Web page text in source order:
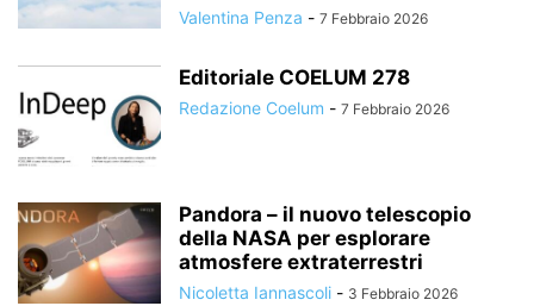
Valentina Penza - 7 Febbraio 2026
Editoriale COELUM 278
Redazione Coelum - 7 Febbraio 2026
Pandora – il nuovo telescopio
della NASA per esplorare
atmosfere extraterrestri
Nicoletta Iannascoli - 3 Febbraio 2026